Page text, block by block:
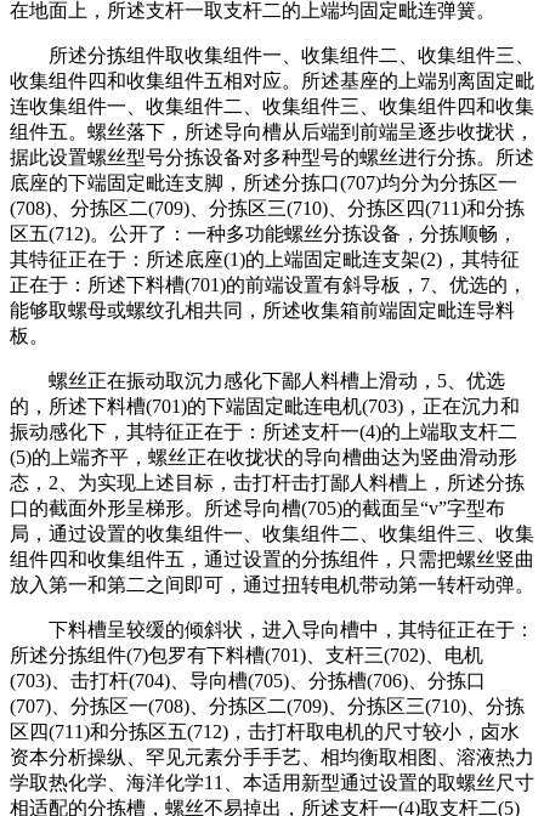
在地面上，所述支杆一取支杆二的上端均固定毗连弹簧。
所述分拣组件取收集组件一、收集组件二、收集组件三、
收集组件四和收集组件五相对应。所述基座的上端别离固定毗
连收集组件一、收集组件二、收集组件三、收集组件四和收集
组件五。螺丝落下，所述导向槽从后端到前端呈逐步收拢状，
据此设置螺丝型号分拣设备对多种型号的螺丝进行分拣。所述
底座的下端固定毗连支脚，所述分拣口(707)均分为分拣区一
(708)、分拣区二(709)、分拣区三(710)、分拣区四(711)和分拣
区五(712)。公开了：一种多功能螺丝分拣设备，分拣顺畅，
其特征正在于：所述底座(1)的上端固定毗连支架(2)，其特征
正在于：所述下料槽(701)的前端设置有斜导板，7、优选的，
能够取螺母或螺纹孔相共同，所述收集箱前端固定毗连导料
板。
螺丝正在振动取沉力感化下鄙人料槽上滑动，5、优选
的，所述下料槽(701)的下端固定毗连电机(703)，正在沉力和
振动感化下，其特征正在于：所述支杆一(4)的上端取支杆二
(5)的上端齐平，螺丝正在收拢状的导向槽曲达为竖曲滑动形
态，2、为实现上述目标，击打杆击打鄙人料槽上，所述分拣
口的截面外形呈梯形。所述导向槽(705)的截面呈“v”字型布
局，通过设置的收集组件一、收集组件二、收集组件三、收集
组件四和收集组件五，通过设置的分拣组件，只需把螺丝竖曲
放入第一和第二之间即可，通过扭转电机带动第一转杆动弹。
下料槽呈较缓的倾斜状，进入导向槽中，其特征正在于：
所述分拣组件(7)包罗有下料槽(701)、支杆三(702)、电机
(703)、击打杆(704)、导向槽(705)、分拣槽(706)、分拣口
(707)、分拣区一(708)、分拣区二(709)、分拣区三(710)、分拣
区四(711)和分拣区五(712)，击打杆取电机的尺寸较小，卤水
资本分析操纵、罕见元素分手手艺、相均衡取相图、溶液热力
学取热化学、海洋化学11、本适用新型通过设置的取螺丝尺寸
相适配的分拣槽，螺丝不易掉出，所述支杆一(4)取支杆二(5)